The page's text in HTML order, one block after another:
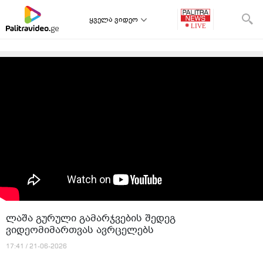
ყველა ვიდეო
ლაშა გურული გამარჯვების შედეგ
ვიდეომიმართვას ავრცელებს
17:41 / 21-06-2026